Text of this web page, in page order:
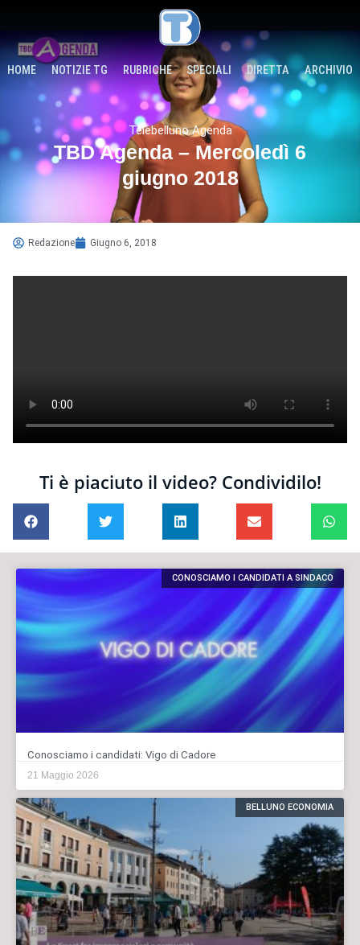
HOME NOTIZIE TG RUBRICHE SPECIALI DIRETTA ARCHIVIO
Telebelluno Agenda
TBD Agenda – Mercoledì 6
giugno 2018
Redazione Giugno 6, 2018
Ti è piaciuto il video? Condividilo!
CONOSCIAMO I CANDIDATI A SINDACO
Conosciamo i candidati: Vigo di Cadore
21 Maggio 2026
BELLUNO ECONOMIA